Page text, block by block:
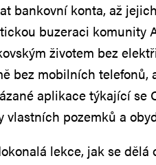
bankovní konta, až
buzeraci komunity
životem bez
bez mobilních telefonů,
aplikace týkající se
pozemků a
lekce, jak se dělá